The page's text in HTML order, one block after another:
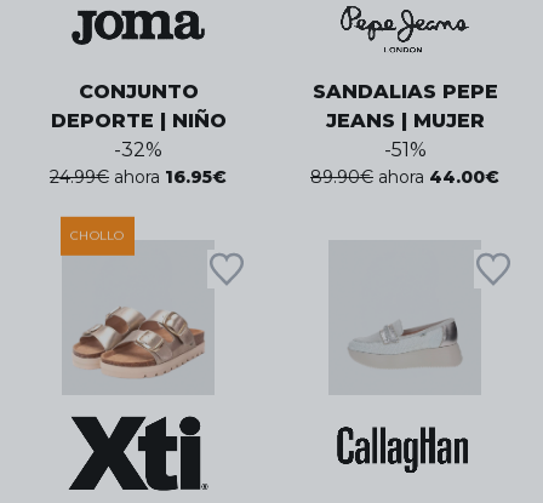
CONJUNTO
DEPORTE | NIÑO
-32%
24.99€ ahora 16.95€
SANDALIAS PEPE
JEANS | MUJER
-51%
89.90€ ahora 44.00€
CHOLLO